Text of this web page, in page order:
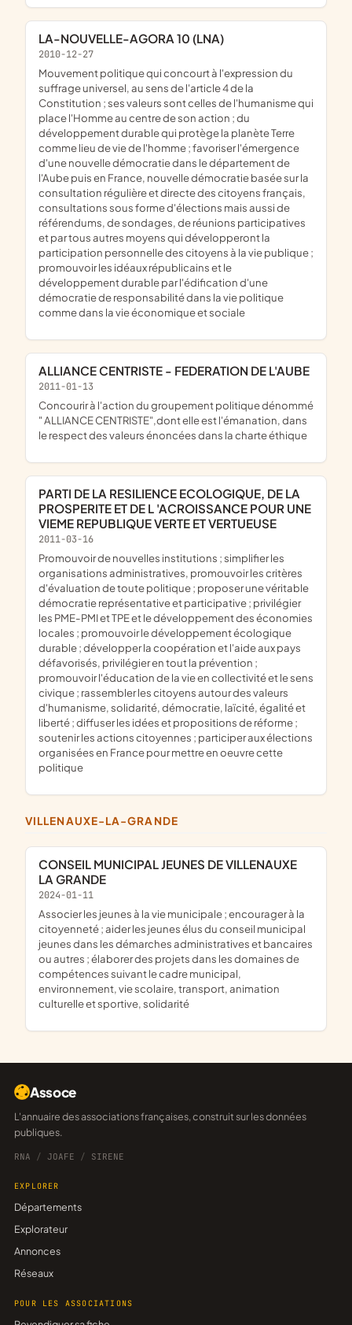
LA-NOUVELLE-AGORA 10 (LNA)
2010-12-27
mouvement politique qui concourt à l'expression du
suffrage universel, au sens de l'article 4 de la
Constitution ; ses valeurs sont celles de l'humanisme qui
place l'Homme au centre de son action ; du
développement durable qui protège la planète Terre
comme lieu de vie de l'homme ; favoriser l'émergence
d'une nouvelle démocratie dans le département de
l'Aube puis en France, nouvelle démocratie basée sur la
consultation régulière et directe des citoyens français,
consultations sous forme d'élections mais aussi de
référendums, de sondages, de réunions participatives
et par tous autres moyens qui développeront la
participation personnelle des citoyens à la vie publique ;
promouvoir les idéaux républicains et le
développement durable par l'édification d'une
démocratie de responsabilité dans la vie politique
comme dans la vie économique et sociale
ALLIANCE CENTRISTE - FEDERATION DE L'AUBE
2011-01-13
concourir à l'action du groupement politique dénommé
" ALLIANCE CENTRISTE",dont elle est l'émanation, dans
le respect des valeurs énoncées dans la charte éthique
PARTI DE LA RESILIENCE ECOLOGIQUE, DE LA
PROSPERITE ET DE L 'ACROISSANCE POUR UNE
VIEME REPUBLIQUE VERTE ET VERTUEUSE
2011-03-16
promouvoir de nouvelles institutions ; simplifier les
organisations administratives, promouvoir les critères
d'évaluation de toute politique ; proposer une véritable
démocratie représentative et participative ; privilégier
les PME-PMI et TPE et le développement des économies
locales ; promouvoir le développement écologique
durable ; développer la coopération et l'aide aux pays
défavorisés, privilégier en tout la prévention ;
promouvoir l'éducation de la vie en collectivité et le sens
civique ; rassembler les citoyens autour des valeurs
d'humanisme, solidarité, démocratie, laïcité, égalité et
liberté ; diffuser les idées et propositions de réforme ;
soutenir les actions citoyennes ; participer aux élections
organisées en France pour mettre en oeuvre cette
politique
VILLENAUXE-LA-GRANDE
CONSEIL MUNICIPAL JEUNES DE VILLENAUXE
LA GRANDE
2024-01-11
associer les jeunes à la vie municipale ; encourager à la
citoyenneté ; aider les jeunes élus du conseil municipal
jeunes dans les démarches administratives et bancaires
ou autres ; élaborer des projets dans les domaines de
compétences suivant le cadre municipal,
environnement, vie scolaire, transport, animation
culturelle et sportive, solidarité
Assoce
L'annuaire des associations françaises, construit sur les données
publiques.
RNA / JOAFE / SIRENE
EXPLORER
Départements
Explorateur
Annonces
Réseaux
POUR LES ASSOCIATIONS